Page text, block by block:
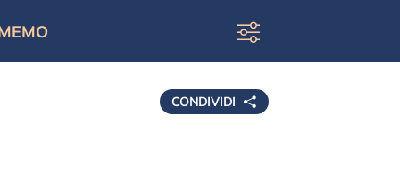
CONDIVIDI